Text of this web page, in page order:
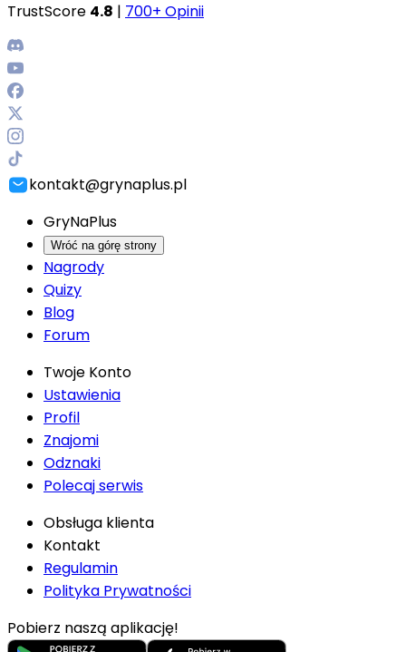
TrustScore 4.8 | 700+ Opinii
kontakt@grynaplus.pl
GryNaPlus
Wróć na górę strony
Nagrody
Quizy
Blog
Forum
Twoje Konto
Ustawienia
Profil
Znajomi
Odznaki
Polecaj serwis
Obsługa klienta
Kontakt
Regulamin
Polityka Prywatności
Pobierz naszą aplikację!